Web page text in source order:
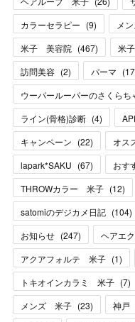
カラーセラピー (9) メ
米子 美容院 (467) 米
訪問美容 (2) パーマ (17
ウーパールーパーのさくらち
ライン(骨格)診断 (4)
キャンペーン (22) オス
lapark*SAKU (67) おす
THROWカラー 米子 (12)
satomiのデジカメ日記 (104)
お知らせ (247) ヘアエ
アクアフォルテ 米子 (1)
トキオインカラミ 米子 (7)
メンズ 米子 (23) 神戸